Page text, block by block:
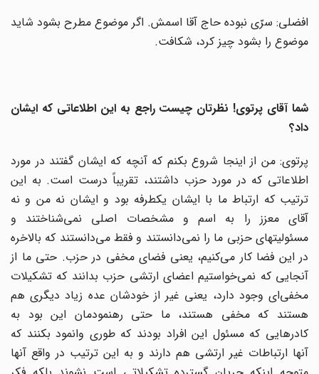
افضلی: سرّی نبوده حاج آقا اسمش. اگر موضوع مطرح بشود شاید
موضوع را بشود چیز کرد، شکافت.
شما آقای پرتوی! نظرتان چیست راجع به این اطلاعاتی که ایشان
داد؟
پرتوی: من از اینجا شروع بکنم که آنچه که ایشان گفتند در مورد
اطلاعاتی که در مورد حزب داشتند، تقریباً درست است. به این
ترتیب که ارتباط ما با ایشان یکطرفه بود و ایشان نه من و نه
آقای معزز را به اسم و مشخصات اصلی نمی‌‌شناختند و
مسئولیتهای حزبی ما را نمی‌‌دانستند و فقط می‌دانستند که بالاخره
در این فضا کار می‌‌کنیم، یعنی فضای مخفی در حزب. حتی ما از
آنجایی که نمی‌خواستیم اعضای ارتشی حزب بدانند که تشکیلات
مخفی‌ای وجود دارد، یعنی غیر از خودشان عده زیاد دیگری هم
هستند که مخفی هستند، ما حتی رهنمودمان این بود به
کادرهایی که مسئول این افراد بودند که طوری وانمود بکنند که
آنها ارتباطات غیر ارتشی هم دارند و به این ترتیب در واقع آنها